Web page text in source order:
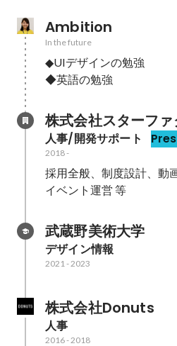
Ambition
In the future
◆UIデザインの勉強
◆英語の勉強
株式会社スターフ
人事/開発サポート
2018-
採用全般、制度設計、動
イベント運営 等
武蔵野美術大学
デザイン情報
2021 - 2023
株式会社Donuts
人事
2016- 2018